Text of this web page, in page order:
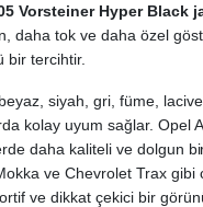
Vorsteiner Hyper Black
daha tok ve daha özel
bir tercihtir.
siyah, gri, füme,
kolay uyum sağlar. Opel
daha kaliteli ve dolgun
ve Chevrolet Trax gibi
ve dikkat çekici bir